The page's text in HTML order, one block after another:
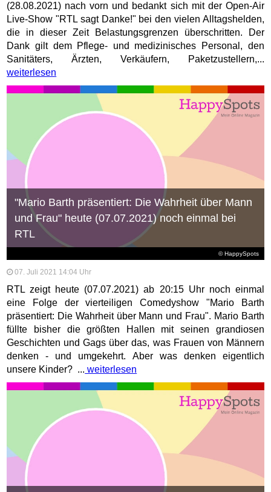
(28.08.2021) nach vorn und bedankt sich mit der Open-Air
Live-Show "RTL sagt Danke!" bei den vielen Alltagshelden,
die in dieser Zeit Belastungsgrenzen überschritten. Der
Dank gilt dem Pflege- und medizinisches Personal, den
Sanitäters, Ärzten, Verkäufern, Paketzustellern,...
weiterlesen
© HappySpots
"Mario Barth präsentiert: Die Wahrheit über Mann
und Frau" heute (07.07.2021) noch einmal bei
RTL
07. Juli 2021 14:04 Uhr
RTL zeigt heute (07.07.2021) ab 20:15 Uhr noch einmal
eine Folge der vierteiligen Comedyshow "Mario Barth
präsentiert: Die Wahrheit über Mann und Frau". Mario Barth
füllte bisher die größten Hallen mit seinen grandiosen
Geschichten und Gags über das, was Frauen von Männern
denken - und umgekehrt. Aber was denken eigentlich
unsere Kinder? ... weiterlesen